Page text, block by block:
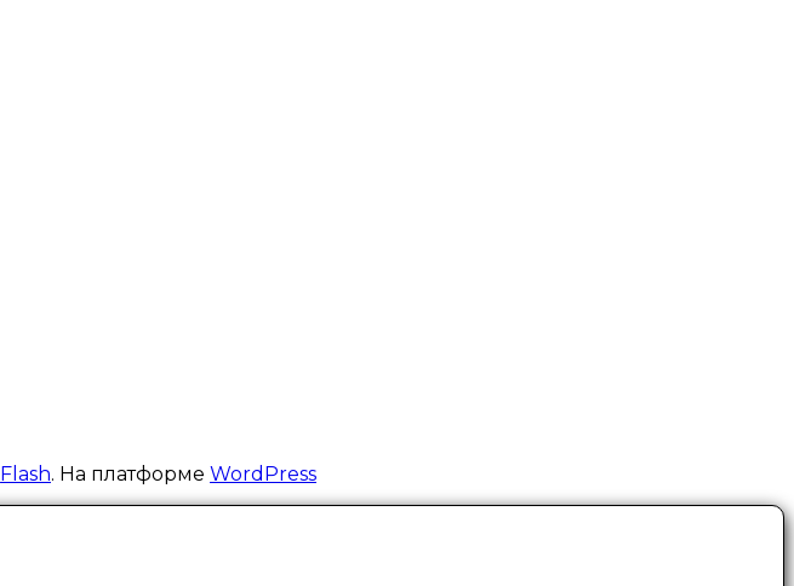
Flash. На платформе WordPress